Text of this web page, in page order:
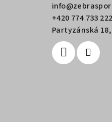
info@
+420 774 733 222
Partyzánská